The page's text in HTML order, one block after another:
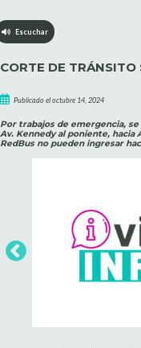
Escuchar
CORTE DE TRÁNSITO
Publicado el octubre 14, 2024
Por trabajos de emergencia,
Av. Kennedy al poniente, hacia
RedBus no pueden ingresar